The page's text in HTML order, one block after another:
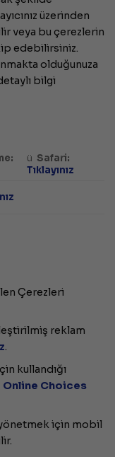
üzerinden
veya bu çerezlerin
edebilirsiniz.
olduğunuza
bilgi
ü Safari:
Tıklayınız
Çerezleri
reklam
.
kullandığı
Online Choices
için mobil